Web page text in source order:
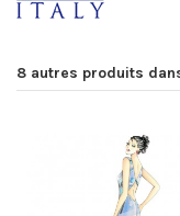
8 autres produits